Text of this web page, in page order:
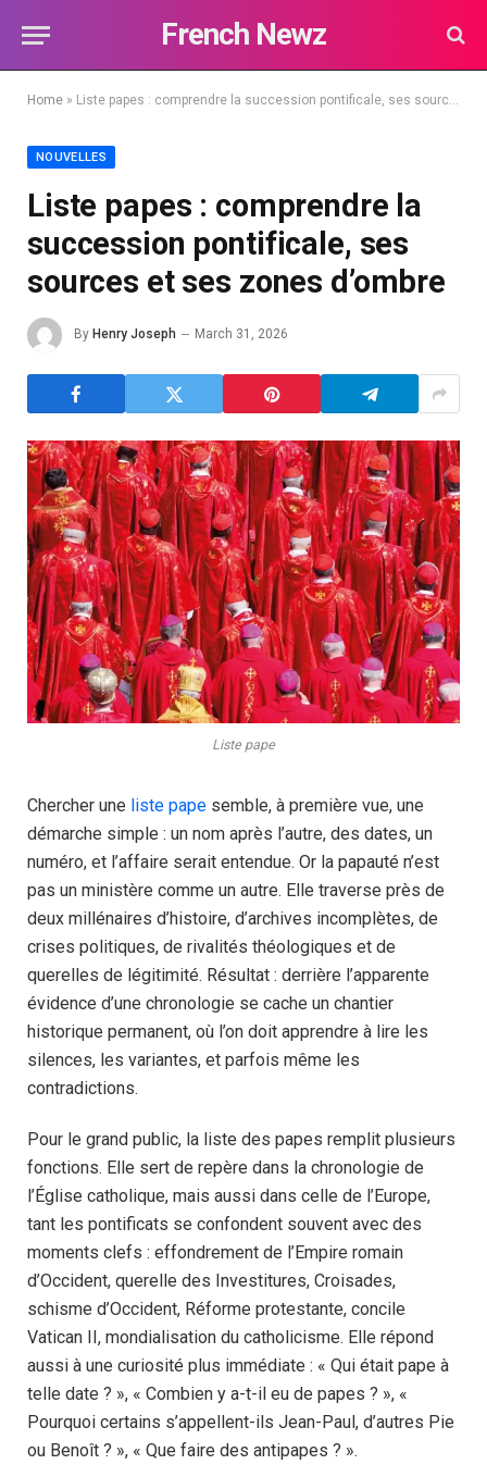
French Newz
Home » Liste papes : comprendre la succession pontificale, ses sources et ses zones d’ombre
NOUVELLES
Liste papes : comprendre la
succession pontificale, ses
sources et ses zones d’ombre
By Henry Joseph March 31, 2026
Liste pape
Chercher une liste pape semble, à première vue, une
démarche simple : un nom après l’autre, des dates, un
numéro, et l’affaire serait entendue. Or la papauté n’est
pas un ministère comme un autre. Elle traverse près de
deux millénaires d’histoire, d’archives incomplètes, de
crises politiques, de rivalités théologiques et de
querelles de légitimité. Résultat : derrière l’apparente
évidence d’une chronologie se cache un chantier
historique permanent, où l’on doit apprendre à lire les
silences, les variantes, et parfois même les
contradictions.
Pour le grand public, la liste des papes remplit plusieurs
fonctions. Elle sert de repère dans la chronologie de
l’Église catholique, mais aussi dans celle de l’Europe,
tant les pontificats se confondent souvent avec des
moments clefs : effondrement de l’Empire romain
d’Occident, querelle des Investitures, Croisades,
schisme d’Occident, Réforme protestante, concile
Vatican II, mondialisation du catholicisme. Elle répond
aussi à une curiosité plus immédiate : « Qui était pape à
telle date ? », « Combien y a-t-il eu de papes ? », «
Pourquoi certains s’appellent-ils Jean-Paul, d’autres Pie
ou Benoît ? », « Que faire des antipapes ? ».